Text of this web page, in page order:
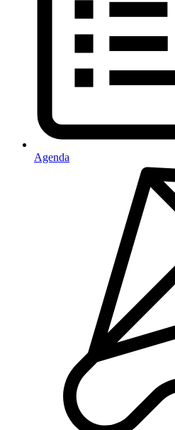
Agenda